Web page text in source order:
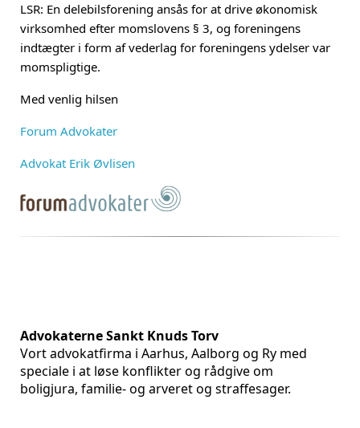
LSR: En delebilsforening ansås for at drive økonomisk
virksomhed efter momslovens § 3, og foreningens
indtægter i form af vederlag for foreningens ydelser var
momspligtige.
Med venlig hilsen
Forum Advokater
Advokat Erik Øvlisen
Advokaterne Sankt Knuds Torv
Vort advokatfirma i Aarhus, Aalborg og Ry med
speciale i at løse konflikter og rådgive om
boligjura, familie- og arveret og straffesager.